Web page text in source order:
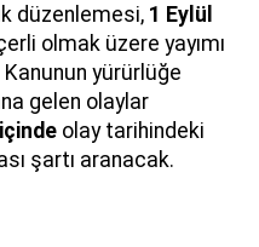
düzenlemesi, 1 Eylül
olmak üzere yayımı
yürürlüğe
gelen olaylar
olay tarihindeki
şartı aranacak.